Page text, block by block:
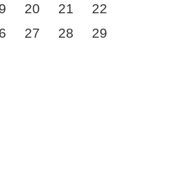
20 21
22
27 28
29